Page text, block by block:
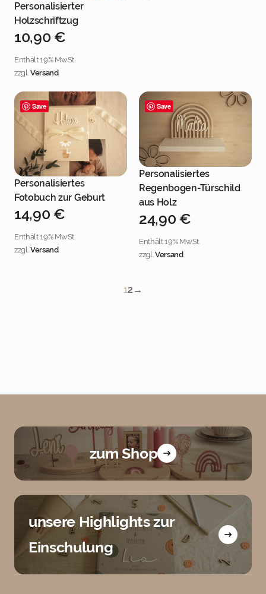
Personalisierter
Holzschriftzug
Jetzt personalisieren
10,90 €
Enthält 19% MwSt.
zzgl.Versand
Save
Personalisiertes
Fotobuch zur Geburt
Jetzt personalisieren
14,90 €
Enthält 19% MwSt.
zzgl.Versand
Save
Personalisiertes
Regenbogen-Türschild
aus Holz
Jetzt personalisieren
24,90 €
Enthält 19% MwSt.
zzgl.Versand
12 →
zum Shop
unsere Highlights zur
Einschulung